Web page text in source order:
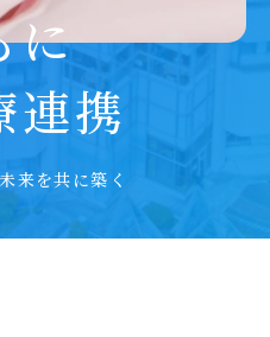
に
連携
来を共に築く